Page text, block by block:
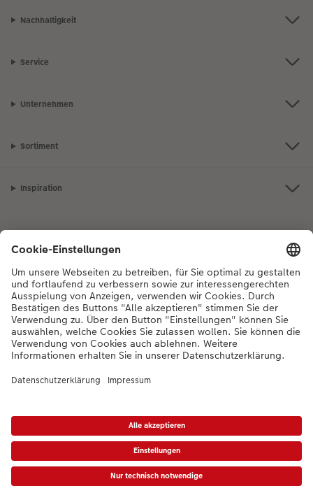
Nachhaltigkeit
Service
Unternehmen
Sortiment
Inspiration
Bei Fragen zu Produkten oder der Bestellung können Sie uns gerne von
Montag bis Samstag von 8:00 – 20:00 Uhr und Sonntag von 10:00 –
20:00 Uhr (gesetzliche Feiertage ausgenommen) unter der
Telefonnummer044 499 01 21kontaktieren.
DE |FR|IT
* Die UVP gelten inkl. MWST zzgl. Versandkosten (ggf. auch bei Filialabholung) gem.
PreislisteDas abgebildete Produkt hat ggfs. einen höheren Preis.
Datenschutz|Impressum